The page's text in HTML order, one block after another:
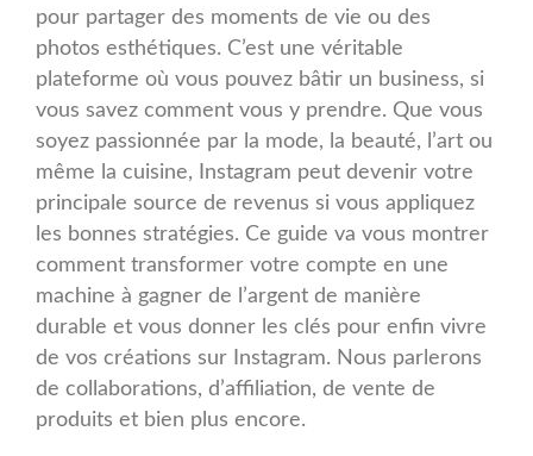
pour partager des moments de vie ou des
photos esthétiques. C’est une véritable
plateforme où vous pouvez bâtir un business, si
vous savez comment vous y prendre. Que vous
soyez passionnée par la mode, la beauté, l’art ou
même la cuisine, Instagram peut devenir votre
principale source de revenus si vous appliquez
les bonnes stratégies. Ce guide va vous montrer
comment transformer votre compte en une
machine à gagner de l’argent de manière
durable et vous donner les clés pour enfin vivre
de vos créations sur Instagram. Nous parlerons
de collaborations, d’affiliation, de vente de
produits et bien plus encore.